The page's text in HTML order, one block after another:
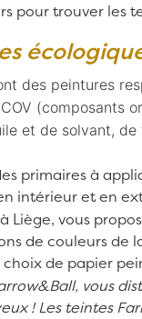
pour trouver les
des peintures
(composants
et de solvant,
primaires à
intérieur et en
vous
de couleurs de
choix de papier
vous
! Les teintes